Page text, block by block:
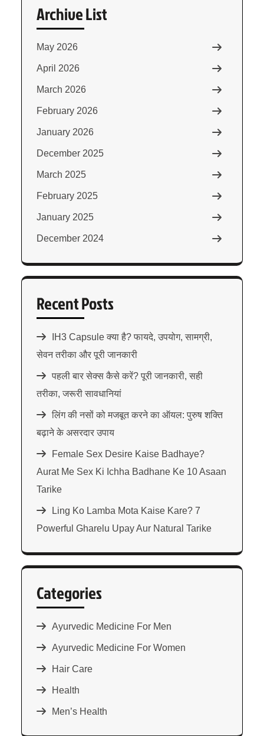
Archive List
May 2026
April 2026
March 2026
February 2026
January 2026
December 2025
March 2025
February 2025
January 2025
December 2024
Recent Posts
IH3 Capsule क्या है? फायदे, उपयोग, सामग्री,
सेवन तरीका और पूरी जानकारी
पहली बार सेक्स कैसे करें? पूरी जानकारी, सही
तरीका, जरूरी सावधानियां
लिंग की नसों को मजबूत करने का ऑयल: पुरुष शक्ति
बढ़ाने के असरदार उपाय
Female Sex Desire Kaise Badhaye?
Aurat Me Sex Ki Ichha Badhane Ke 10 Asaan
Tarike
Ling Ko Lamba Mota Kaise Kare? 7
Powerful Gharelu Upay Aur Natural Tarike
Categories
Ayurvedic Medicine For Men
Ayurvedic Medicine For Women
Hair Care
Health
Men’s Health